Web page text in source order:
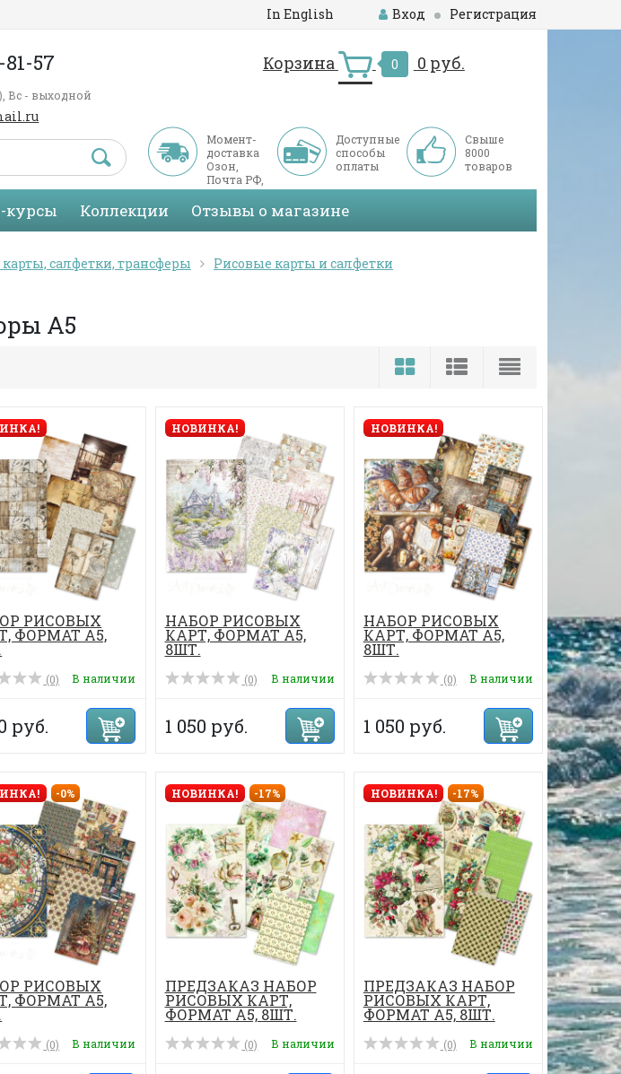
In English Вход Регистрация
57
Вс - выходной
Корзина 0 0 руб.
Момент-
доставка
Озон,
Почта РФ,
СДЭК
Доступные
способы
оплаты
Свыше
8000
товаров
курсы Коллекции Отзывы о магазине
салфетки, трансферы
Рисовые карты и салфетки
А5
РИСОВЫХ
ФОРМАТ А5,
(0) В наличии
руб.
НОВИНКА!
НАБОР РИСОВЫХ
КАРТ, ФОРМАТ А5,
8ШТ.
(0) В наличии
1 050 руб.
НОВИНКА!
НАБОР РИСОВЫХ
КАРТ, ФОРМАТ А5,
8ШТ.
(0) В наличии
1 050 руб.
-0%
РИСОВЫХ
ФОРМАТ А5,
(0) В наличии
НОВИНКА! -17%
ПРЕДЗАКАЗ НАБОР
РИСОВЫХ КАРТ,
ФОРМАТ А5, 8ШТ.
(0) В наличии
НОВИНКА! -17%
ПРЕДЗАКАЗ НАБОР
РИСОВЫХ КАРТ,
ФОРМАТ А5, 8ШТ.
(0) В наличии